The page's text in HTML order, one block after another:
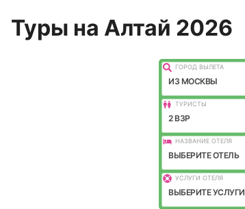
Туры на Алтай 2026
ГОРОД ВЫЛEТА
ИЗ МОСКВЫ
ТУРИСТЫ
2 ВЗР
НАЗВАНИЕ ОТЕЛЯ
ВЫБЕРИТЕ ОТЕЛЬ
УСЛУГИ ОТЕЛЯ
ВЫБЕРИТЕ УСЛУГИ